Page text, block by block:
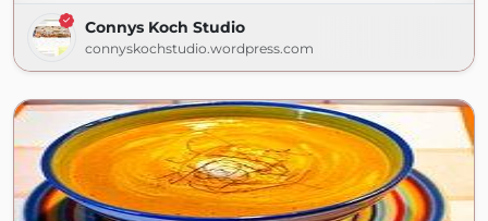
Connys Koch Studio
connyskochstudio.wordpress.com